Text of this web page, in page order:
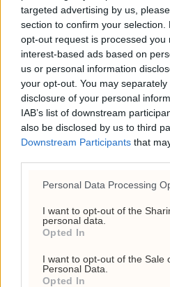
targeted advertising by us,
section to confirm your
opt-out request is processed you
interest-based ads based on
us or personal information
your opt-out. You may
disclosure of your personal
IAB’s list of downstream
also be disclosed by us to third
Downstream Participants that
Personal Data Processing
I want to opt-out of the
personal data.
Opted In
I want to opt-out of the Sale
Personal Data.
Opted In
kostet
Anne
43.524
6. august 2026 -
USA har
millioner
følger
26. juli 2026 - 12:17